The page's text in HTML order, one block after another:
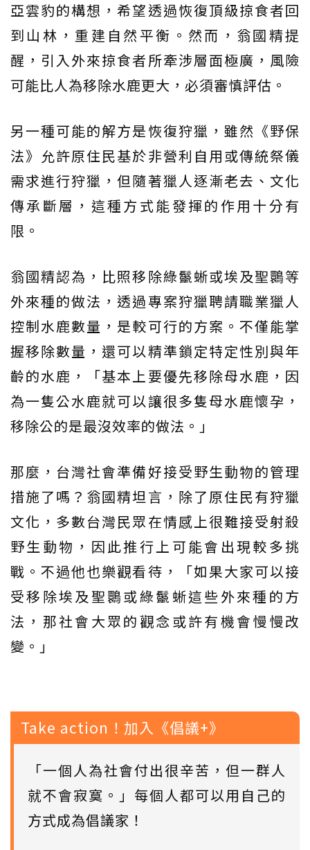
亞雲豹的構想，希望透過恢復頂級掠食者回
到山林，重建自然平衡。然而，翁國精提
醒，引入外來掠食者所牽涉層面極廣，風險
可能比人為移除水鹿更大，必須審慎評估。
另一種可能的解方是恢復狩獵，雖然《野保
法》允許原住民基於非營利自用或傳統祭儀
需求進行狩獵，但隨著獵人逐漸老去、文化
傳承斷層，這種方式能發揮的作用十分有
限。
翁國精認為，比照移除綠鬣蜥或埃及聖䴉等
外來種的做法，透過專案狩獵聘請職業獵人
控制水鹿數量，是較可行的方案。不僅能掌
握移除數量，還可以精準鎖定特定性別與年
齡的水鹿，「基本上要優先移除母水鹿，因
為一隻公水鹿就可以讓很多隻母水鹿懷孕，
移除公的是最沒效率的做法。」
那麼，台灣社會準備好接受野生動物的管理
措施了嗎？翁國精坦言，除了原住民有狩獵
文化，多數台灣民眾在情感上很難接受射殺
野生動物，因此推行上可能會出現較多挑
戰。不過他也樂觀看待，「如果大家可以接
受移除埃及聖䴉或綠鬣蜥這些外來種的方
法，那社會大眾的觀念或許有機會慢慢改
變。」
Take action！加入《倡議+》
「一個人為社會付出很辛苦，但一群人
就不會寂寞。」每個人都可以用自己的
方式成為倡議家！